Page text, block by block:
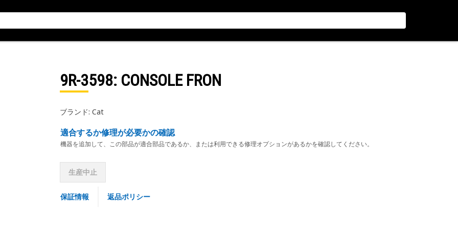
9R-3598: CONSOLE FRON
ブランド: Cat
適合するか修理が必要かの確認
機器を追加して、この部品が適合部品であるか、または利用できる修理オプションがあるかを確認してください。
生産中止
保証情報 返品ポリシー